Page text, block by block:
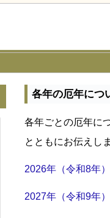
各年の厄年につ
各年ごとの厄年に
とともにお伝えし
2026年（令和8年
2027年（令和9年